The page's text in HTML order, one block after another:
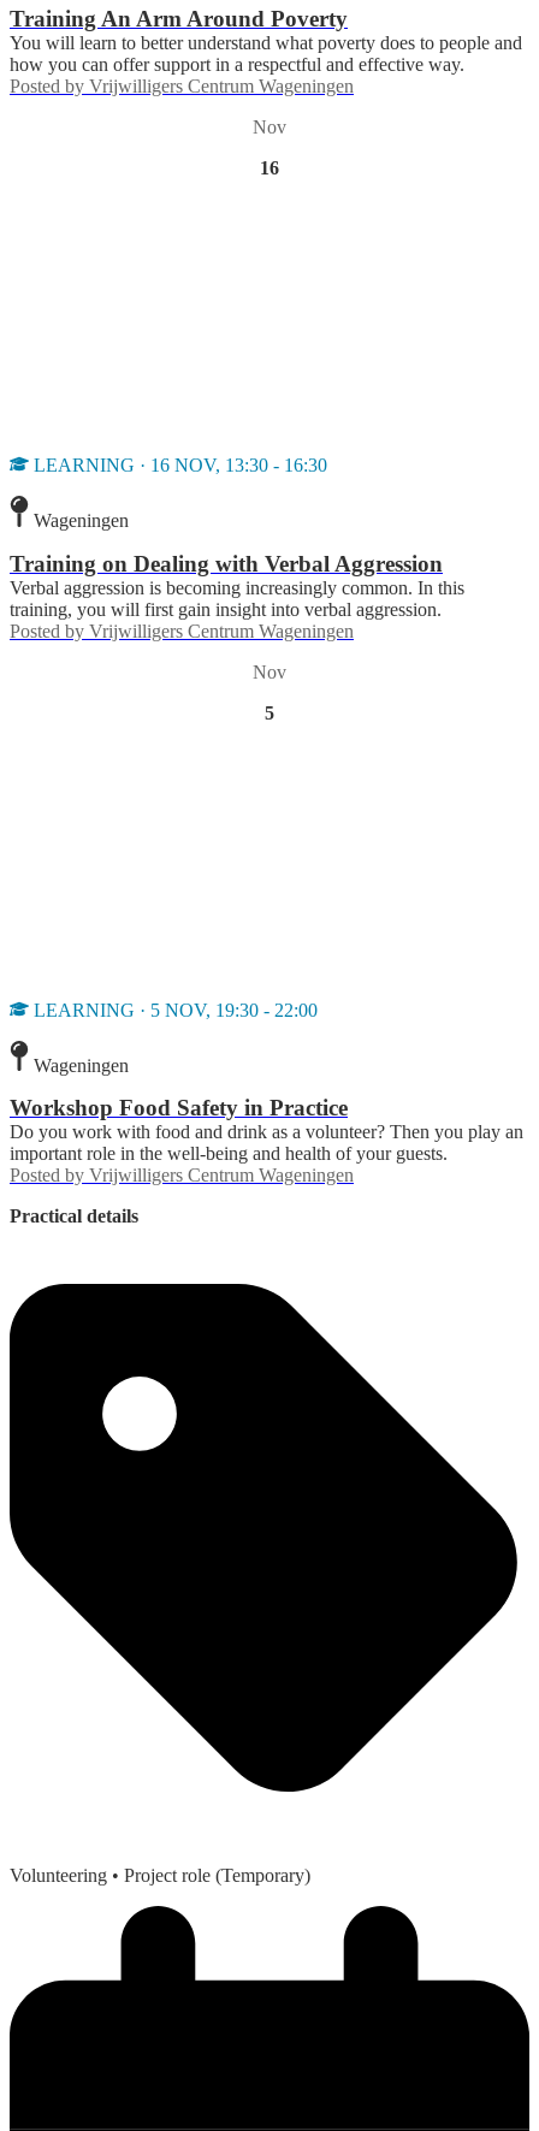
Training An Arm Around Poverty
You will learn to better understand what poverty does to people and
how you can offer support in a respectful and effective way.
Posted by Vrijwilligers Centrum Wageningen
Nov
16
LEARNING · 16 NOV, 13:30 - 16:30
Wageningen
Training on Dealing with Verbal Aggression
Verbal aggression is becoming increasingly common. In this
training, you will first gain insight into verbal aggression.
Posted by Vrijwilligers Centrum Wageningen
Nov
5
LEARNING · 5 NOV, 19:30 - 22:00
Wageningen
Workshop Food Safety in Practice
Do you work with food and drink as a volunteer? Then you play an
important role in the well-being and health of your guests.
Posted by Vrijwilligers Centrum Wageningen
Practical details
Volunteering • Project role (Temporary)